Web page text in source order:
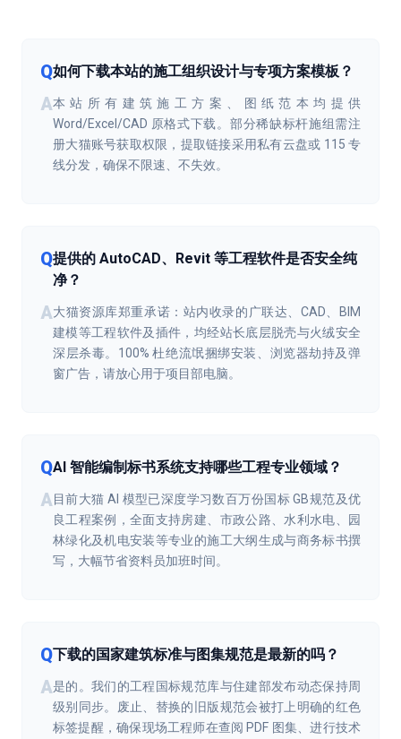
如何下载本站的施工组织设计与专项方案模板？
本站所有建筑施工方案、图纸范本均提供
Word/Excel/CAD 原格式下载。部分稀缺标杆施组需注
册大猫账号获取权限，提取链接采用私有云盘或 115 专
线分发，确保不限速、不失效。
提供的 AutoCAD、Revit 等工程软件是否安全纯
净？
大猫资源库郑重承诺：站内收录的广联达、CAD、BIM
建模等工程软件及插件，均经站长底层脱壳与火绒安全
深层杀毒。100% 杜绝流氓捆绑安装、浏览器劫持及弹
窗广告，请放心用于项目部电脑。
AI 智能编制标书系统支持哪些工程专业领域？
目前大猫 AI 模型已深度学习数百万份国标 GB规范及优
良工程案例，全面支持房建、市政公路、水利水电、园
林绿化及机电安装等专业的施工大纲生成与商务标书撰
写，大幅节省资料员加班时间。
下载的国家建筑标准与图集规范是最新的吗？
是的。我们的工程国标规范库与住建部发布动态保持周
级别同步。废止、替换的旧版规范会被打上明确的红色
标签提醒，确保现场工程师在查阅 PDF 图集、进行技术